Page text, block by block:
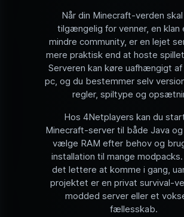
Når din Minecraft-verden
tilgængelig for venner, en klan
mindre community, er en lejet
mere praktisk end at hoste
Serveren kan køre uafhængigt af
pc, og du bestemmer selv
regler, spiltype og
Hos 4Netplayers kan du
Minecraft-server til både Java
vælge RAM efter behov og
installation til mange
det lettere at komme i gang,
projektet er en privat survival-
modded server eller et
fællesskab.